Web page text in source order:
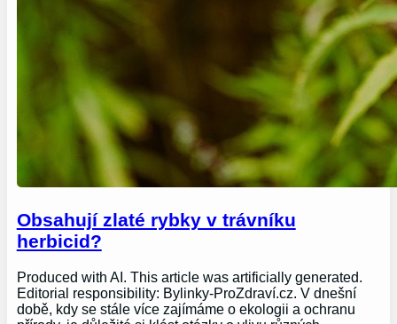
Obsahují zlaté rybky v trávníku
herbicid?
Produced with AI. This article was artificially generated.
Editorial responsibility: Bylinky-ProZdraví.cz. V dnešní
době, kdy se stále více zajímáme o ekologii a ochranu